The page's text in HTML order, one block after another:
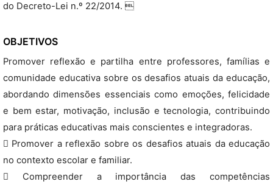
do Decreto-Lei n.º 22/2014. 
OBJETIVOS
Promover reflexão e partilha entre professores, famílias e
comunidade educativa sobre os desafios atuais da educação,
abordando dimensões essenciais como emoções, felicidade
e bem estar, motivação, inclusão e tecnologia, contribuindo
para práticas educativas mais conscientes e integradoras.
 Promover a reflexão sobre os desafios atuais da educação
no contexto escolar e familiar.
 Compreender a importância das competências